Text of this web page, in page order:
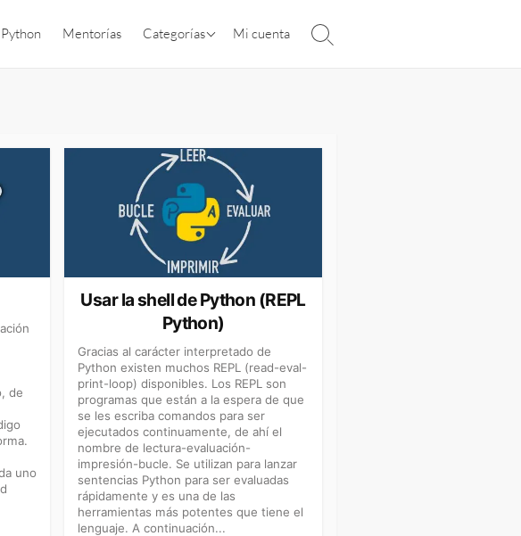
Mentorías Categorías
Tutorial de Python
Herramientas
PyQuizzes
Libros
Servicios
Tutoriales prácticos
Python avanzado
Python + IA
Carrera y aprendizaje
Algoritmos y estructuras
Mi cuenta
Alternar
de
uno
Usar la shell de Python (REPL
Python)
Gracias al carácter interpretado de
Python existen muchos REPL (read-eval-
print-loop) disponibles. Los REPL son
programas que están a la espera de que
se les escriba comandos para ser
ejecutados continuamente, de ahí el
nombre de lectura-evaluación-
impresión-bucle. Se utilizan para lanzar
sentencias Python para ser evaluadas
rápidamente y es una de las
herramientas más potentes que tiene el
lenguaje. A continuación...